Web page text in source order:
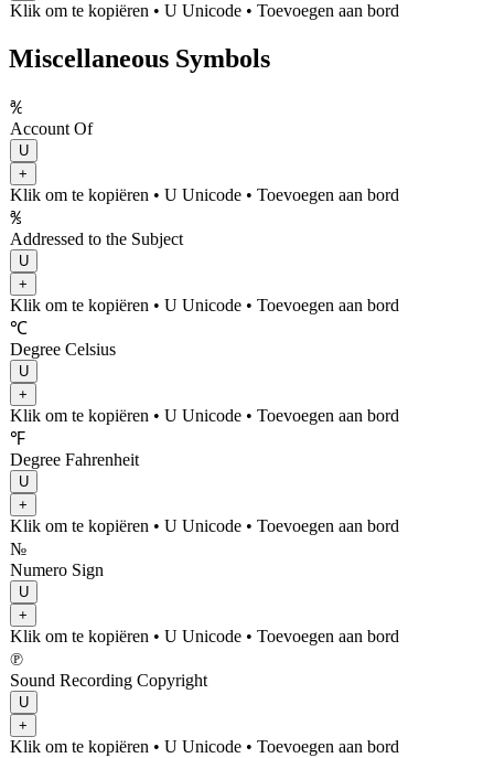
Klik om te kopiëren • U Unicode • Toevoegen aan bord
Miscellaneous Symbols
℀
Account Of
U
+
Klik om te kopiëren • U Unicode • Toevoegen aan bord
℁
Addressed to the Subject
U
+
Klik om te kopiëren • U Unicode • Toevoegen aan bord
℃
Degree Celsius
U
+
Klik om te kopiëren • U Unicode • Toevoegen aan bord
℉
Degree Fahrenheit
U
+
Klik om te kopiëren • U Unicode • Toevoegen aan bord
№
Numero Sign
U
+
Klik om te kopiëren • U Unicode • Toevoegen aan bord
℗
Sound Recording Copyright
U
+
Klik om te kopiëren • U Unicode • Toevoegen aan bord